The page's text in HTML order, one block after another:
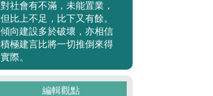
對社會有不滿，未能置業，
但比上不足，比下又有餘。
傾向建設多於破壞，亦相信
積極建言比將一切推倒來得
實際。
編輯觀點